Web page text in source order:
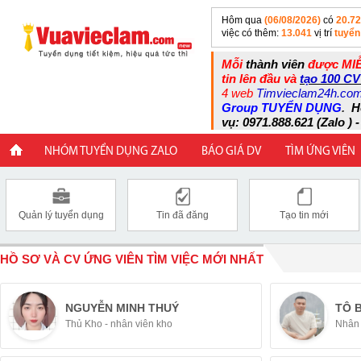
Hôm qua (06/08/2026) có
việc có thêm: 13.041 vị trí
Mỗithành viên được
tin lên đầu và tạo 100
4 web
Group TUYỂN DỤNG.
vụ: 0971.888.621 (Zalo )
NHÓM TUYỂN DỤNG ZALO BÁO GIÁ DV TÌM ỨNG VIÊN
Quản lý tuyển dụng Tin đã đăng Tạo tin mới
HỒ SƠ VÀ CV ỨNG VIÊN TÌM VIỆC MỚI NHẤT
NGUYỄN MINH THUÝ
Thủ Kho - nhân viên kho
TÔ